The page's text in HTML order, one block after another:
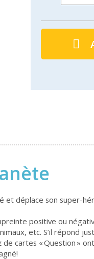
et déplace son super-
positive ou
etc. S’il répond
cartes « Question »